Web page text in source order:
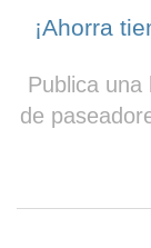
¡Ahorra
Publica una
de